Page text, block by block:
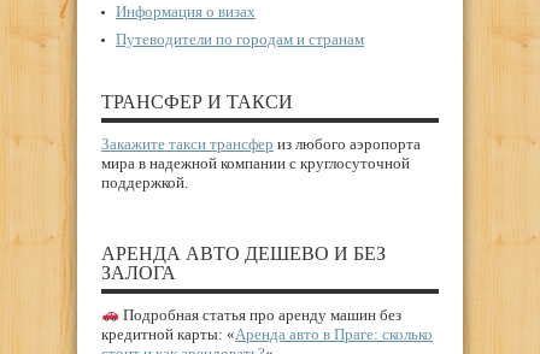
Информация о визах
Путеводители по городам и странам
ТРАНСФЕР И ТАКСИ
Закажите такси трансфер из любого аэропорта
мира в надежной компании с круглосуточной
поддержкой.
АРЕНДА АВТО ДЕШЕВО И БЕЗ
ЗАЛОГА
Подробная статья про аренду машин без
кредитной карты: «Аренда авто в Праге: сколько